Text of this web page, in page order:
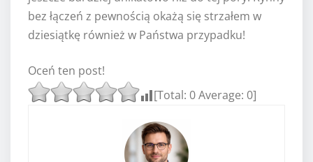
bez łączeń z pewnością okażą się strzałem w
dziesiątkę również w Państwa przypadku!
Oceń ten post!
[Total: 0Average: 0]